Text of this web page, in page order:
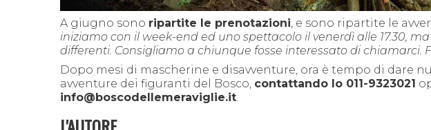
A giugno sono ripartite le prenotazioni, e sono ripartite le
iniziamo con il week-end ed uno spettacolo il venerdì alle 17.30,
differenti. Consigliamo a chiunque fosse interessato di chiamarci.
Dopo mesi di mascherine e disavventure, ora è tempo di dare
avventure dei figura nti del Bosco, contattando lo 011-9323021
info@boscodellemeraviglie.it.